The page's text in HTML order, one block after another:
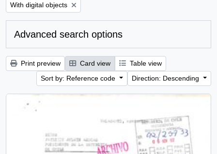
Remove filter:
With digital objects
Advanced search options
Print preview Card view
Table view
Sort by: Reference code
Direction: Descending